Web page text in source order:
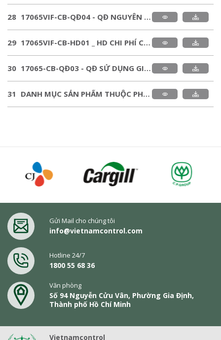
28 17065VIF-CB-QĐ04 - QĐ NGUYÊN TẮC VÀ ĐIỀU KIỆN CHỨNG NHẬN.pdf
29 17065VIF-CB-HD01 _ HD CHI PHÍ CHỨNG NHẬN SẢN PHẨM.pdf
30 17065-CB-QĐ03 - QĐ SỬ DỤNG GIẤY CHỨNG NHẬN VÀ DẤU PHÙ HỢP.pdf
31 DANH MỤC SẢN PHẨM THUỘC PHẠM VI CHỨNG NHẬN HC-HQ VIETNAMCONTROL _ 2021.pdf
Gửi Mail cho chúng tôi
info@vietnamcontrol.com
Hotline 24/7
1800 55 68 36
Văn phòng
Số 94 Nguyễn Cửu Vân, Phường Gia Định,
Thành phố Hồ Chí Minh
Vietnamcontrol